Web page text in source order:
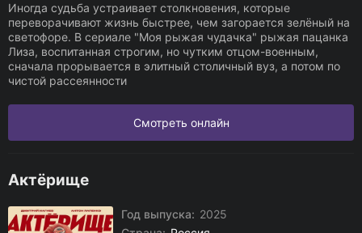
Иногда судьба устраивает столкновения, которые
переворачивают жизнь быстрее, чем загорается зелёный на
светофоре. В сериале "Моя рыжая чудачка" рыжая пацанка
Лиза, воспитанная строгим, но чутким отцом-военным,
сначала прорывается в элитный столичный вуз, а потом по
чистой рассеянности
Смотреть онлайн
Актёрище
Год выпуска: 2025